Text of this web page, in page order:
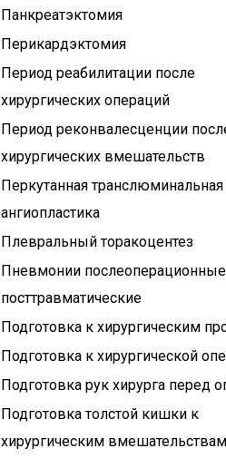
Панкреатэктомия
Перикардэктомия
Период реабилитации после
хирургических операций
Период реконвалесценции
хирургических вмешательств
Перкутанная
ангиопластика
Плевральный торакоцентез
Пневмонии
посттравматические
Подготовка к хирургическим
Подготовка к хирургической
Подготовка рук хирурга перед
Подготовка толстой кишки к
хирургическим вмешательствам